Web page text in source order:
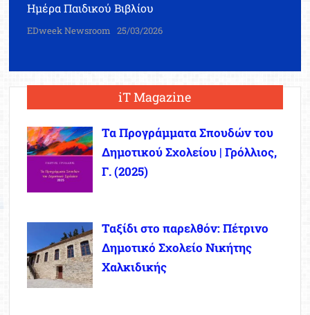
Ημέρα Παιδικού Βιβλίου
EDweek Newsroom 25/03/2026
iT Magazine
Τα Προγράμματα Σπουδών του
Δημοτικού Σχολείου | Γρόλλιος,
Γ. (2025)
Ταξίδι στο παρελθόν: Πέτρινο
Δημοτικό Σχολείο Νικήτης
Χαλκιδικής